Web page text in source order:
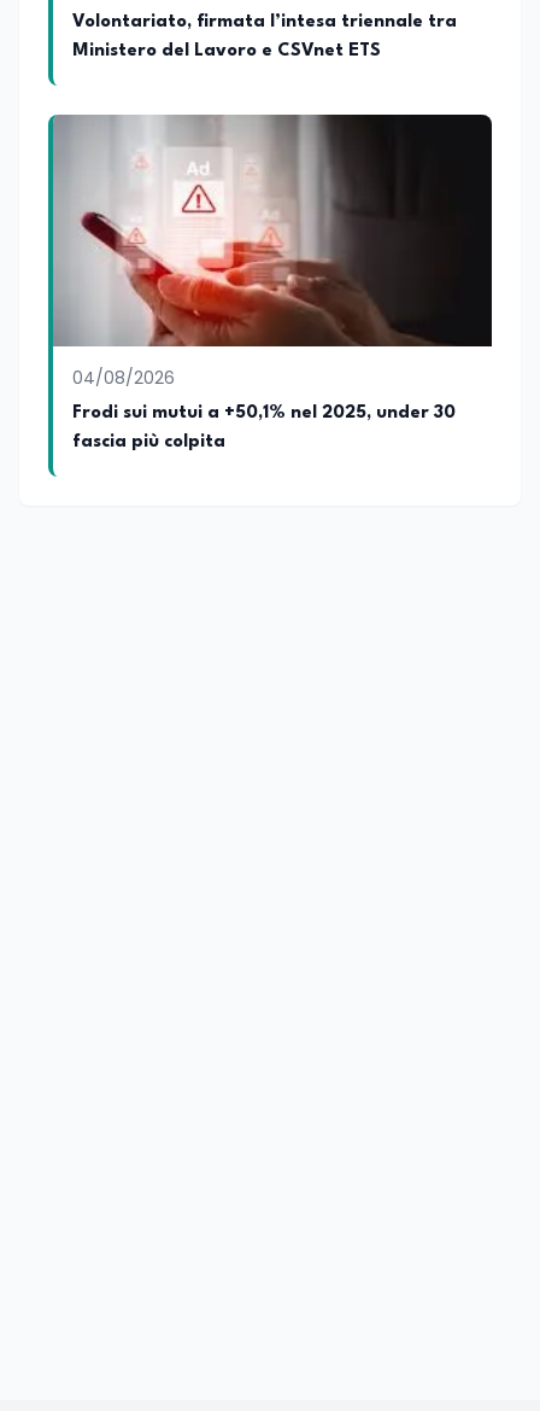
Regione Lombardia e a Buenos Aires su
temi che spaziano dalla pedagogia
strategica e competenza tecnologica
con una vocazione per il dialogo
istituzionale e la ricerca applicata.
Volontariato, firmata l’intesa triennale tra
Ministero del Lavoro e CSVnet ETS
04/08/2026
Frodi sui mutui a +50,1% nel 2025, under 30
fascia più colpita